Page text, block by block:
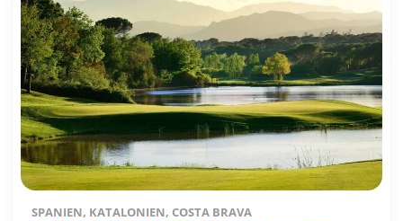
SPANIEN, KATALONIEN, COSTA BRAVA